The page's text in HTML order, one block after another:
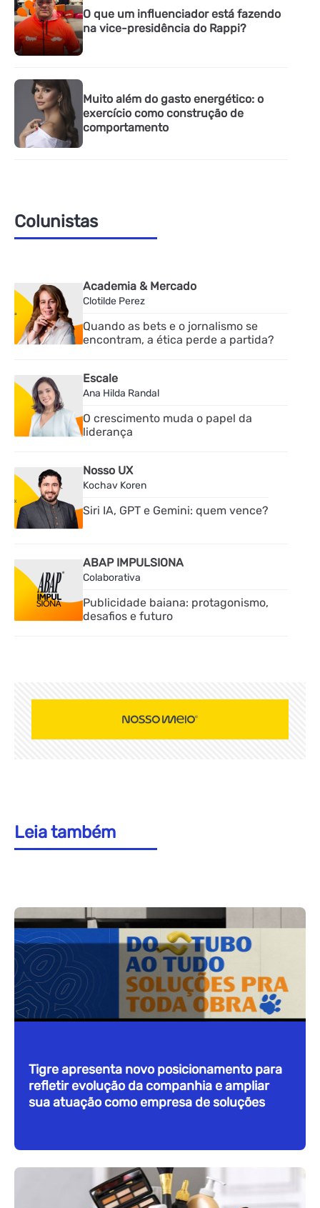
O que um influenciador está fazendo
na vice-presidência do Rappi?
Muito além do gasto energético: o
exercício como construção de
comportamento
Colunistas
Academia & Mercado
Clotilde Perez
Quando as bets e o jornalismo se
encontram, a ética perde a partida?
Escale
Ana Hilda Randal
O crescimento muda o papel da
liderança
Nosso UX
Kochav Koren
Siri IA, GPT e Gemini: quem vence?
ABAP IMPULSIONA
Colaborativa
Publicidade baiana: protagonismo,
desafios e futuro
Leia também
Tigre apresenta novo posicionamento para
refletir evolução da companhia e ampliar
sua atuação como empresa de soluções